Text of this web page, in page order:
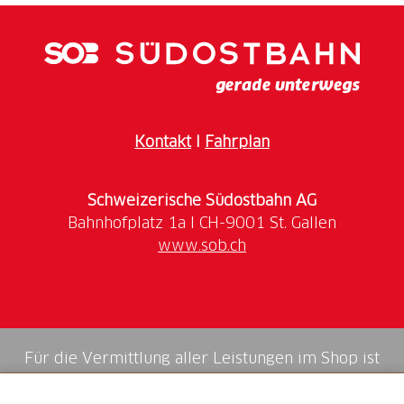
KontaktI Fahrplan
Schweizerische Südostbahn AG
www.sob.ch
Für die Vermittlung aller Leistungen im Shop ist